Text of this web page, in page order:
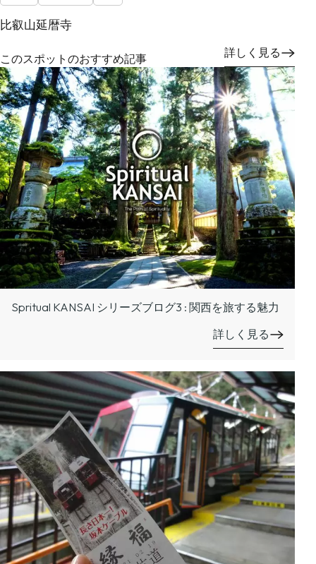
比叡山延暦寺
詳しく見る
このスポットのおすすめ記事
Spritual KANSAI シリーズブログ3 : 関西を旅する魅力
詳しく見る